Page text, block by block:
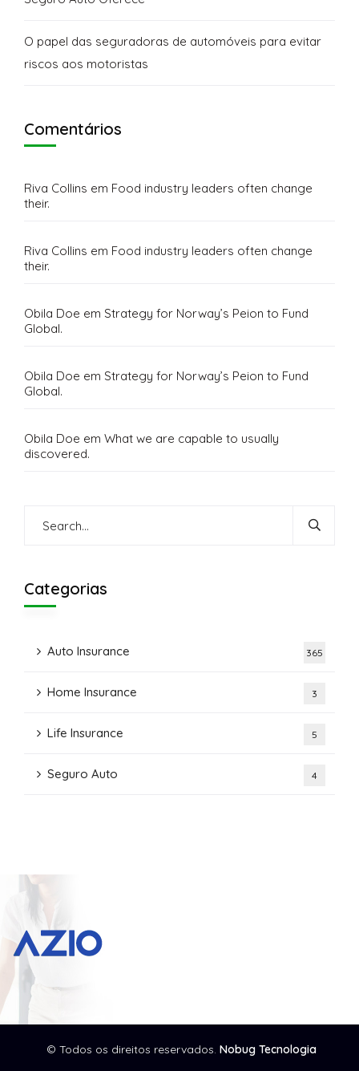
O papel das seguradoras de automóveis para evitar
riscos aos motoristas
Comentários
Riva Collins em Food industry leaders often change
their.
Riva Collins em Food industry leaders often change
their.
Obila Doe em Strategy for Norway’s Peion to Fund
Global.
Obila Doe em Strategy for Norway’s Peion to Fund
Global.
Obila Doe em What we are capable to usually
discovered.
Categorias
Auto Insurance 365
Home Insurance 3
Life Insurance 5
Seguro Auto 4
© Todos os direitos reservados. Nobug Tecnologia